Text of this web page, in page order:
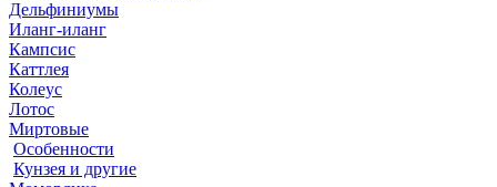
Дельфиниумы
Иланг-иланг
Кампсис
Каттлея
Колеус
Лотос
Миртовые
Особенности
Кунзея и другие